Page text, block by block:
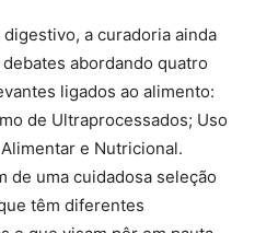
a curadoria ainda
abordando quatro
ligados ao alimento:
de Ultraprocessados; Uso
e Nutricional.
de uma cuidadosa seleção
têm diferentes